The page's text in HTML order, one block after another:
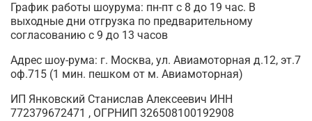
График работы шоурума: пн-пт с 8 до 19 час. В
выходные дни отгрузка по предварительному
согласованию с 9 до 13 часов
Адрес шоу-рума: г. Москва, ул. Авиамоторная д.12, эт.7
оф.715 (1 мин. пешком от м. Авиамоторная)
ИП Янковский Станислав Алексеевич ИНН
772379672471 , ОГРНИП 326508100192908